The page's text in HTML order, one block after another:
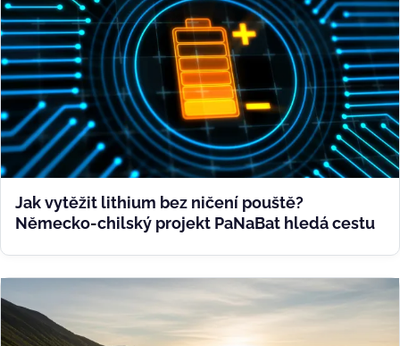
Jak vytěžit lithium bez ničení pouště?
Německo-chilský projekt PaNaBat hledá cestu